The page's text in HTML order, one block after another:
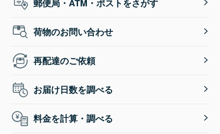
郵便局・ATM・ポストをさがす
荷物のお問い合わせ
再配達のご依頼
お届け日数を調べる
料金を計算・調べる